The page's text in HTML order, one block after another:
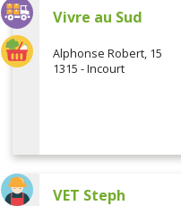
Vivre au Sud
Alphonse Robert, 15
1315 - Incourt
VET Steph